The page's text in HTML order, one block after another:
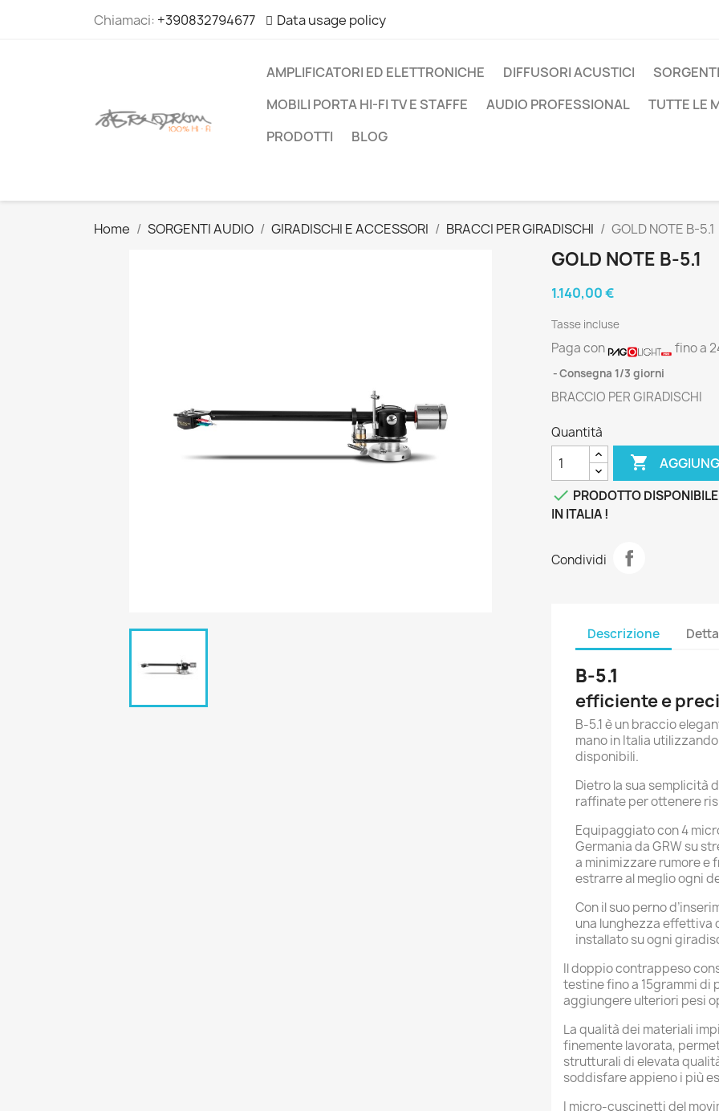
Chiamaci: +390832794677 Data usage policy
AMPLIFICATORI ED ELETTRONICHE DIFFUSORI ACUSTICI
MOBILI PORTA HI-FI TV E STAFFE
AUDIO PROFESSIONAL TUTTE LE
PRODOTTI
BLOG
Home SORGENTI AUDIO GIRADISCHI E ACCESSORI BRACCI PER GIRADISCHI GOLD NOTE B-5.1
GOLD NOTE B-5.1
1.140,00 €
Tasse incluse
Paga con fino a
Consegna 1/3 giorni
BRACCIO PER GIRADISCHI
Quantità

 PRODOTTO
IN ITALIA !
Condividi
Descrizione
B-5.1
efficiente e
B-5.1 è un braccio
mano in Italia
disponibili.
Dietro la sua semplicità
raffinate per ottenere
Equipaggiato con 4
Germania da GRW su
a minimizzare rumore e
estrarre al meglio ogni
Con il suo perno
una lunghezza effettiva
installato su ogni
Il doppio contrappeso
testine fino a 15grammi di
aggiungere ulteriori pesi
La qualità dei materiali
finemente lavorata,
strutturali di elevata
soddisfare appieno i più
I micro-cuscinetti del